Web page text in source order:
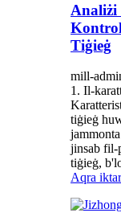
Analiżi
Tiġieġ
mill-
1. Il-
tiġieġ
jinsab fil-
tiġieġ,
Aqra iktar